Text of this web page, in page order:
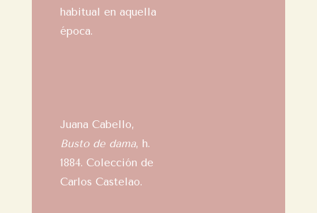
habitual en aquella
época.
Juana Cabello,
Busto de dama, h.
1884. Colección de
Carlos Castelao.